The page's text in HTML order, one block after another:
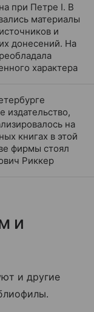
при Петре I. В
материалы
и
донесений. На
характера
издательство,
на
книгах в этой
фирмы стоял
Риккер
и
и другие